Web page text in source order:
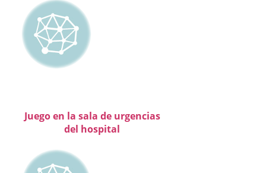
Juego en la sala de urgencias
del hospital